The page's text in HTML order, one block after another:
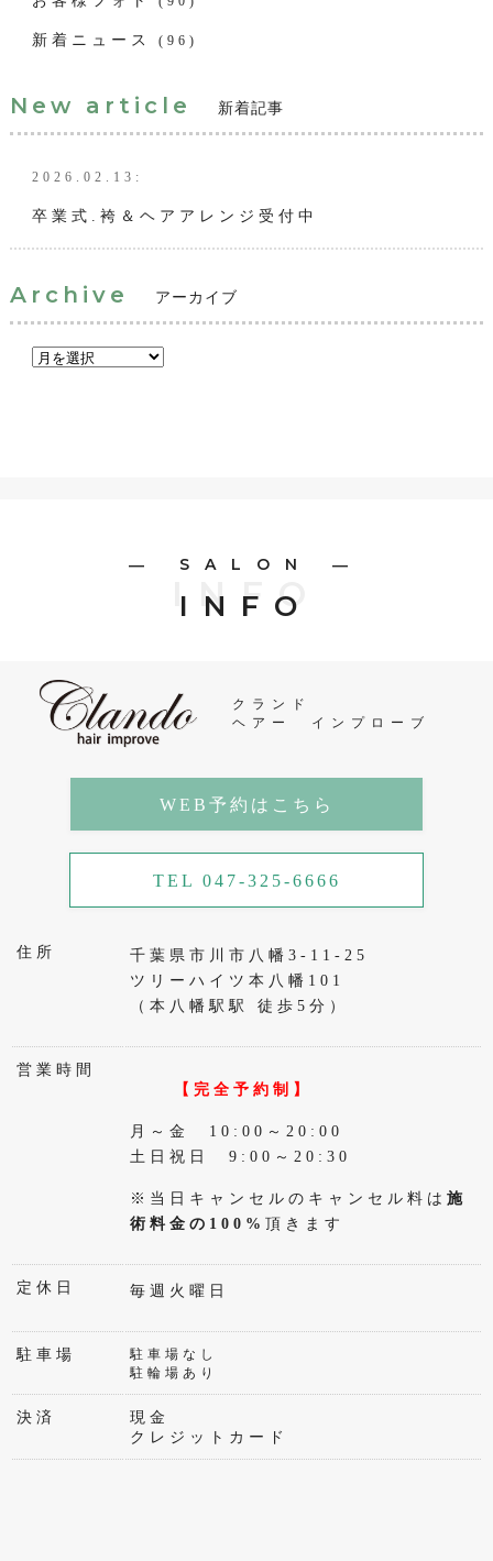
新着ニュース (96)
New article 新着記事
2026.02.13:
卒業式.袴＆ヘアアレンジ受付中
Archive アーカイブ
― SALON ―
INFO
INFO
クランド
ヘアー インプローブ
WEB予約はこちら
TEL 047-325-6666
住所
千葉県市川市八幡3-11-25
ツリーハイツ本八幡101
（本八幡駅駅 徒歩5分）
営業時間
【完全予約制】
月～金 10:00～20:00
土日祝日 9:00～20:30
※当日キャンセルのキャンセル料は施
術料金の100%頂きます
定休日 毎週火曜日
駐車場
駐車場なし
駐輪場あり
決済
現金
クレジットカード